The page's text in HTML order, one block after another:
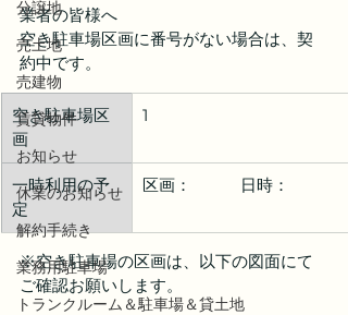
分譲地
売土地
売建物
賃貸物件
お知らせ
休業のお知らせ
解約手続き
業務用駐車場
トランクルーム＆駐車場＆貸土地
業者の皆様へ
空き駐車場区画に番号がない場合は、契
約中です。
空き駐車場区
画
1
一時利用の予
定
区画：　　　日時：
※空き駐車場の区画は、以下の図面にて
ご確認お願いします。